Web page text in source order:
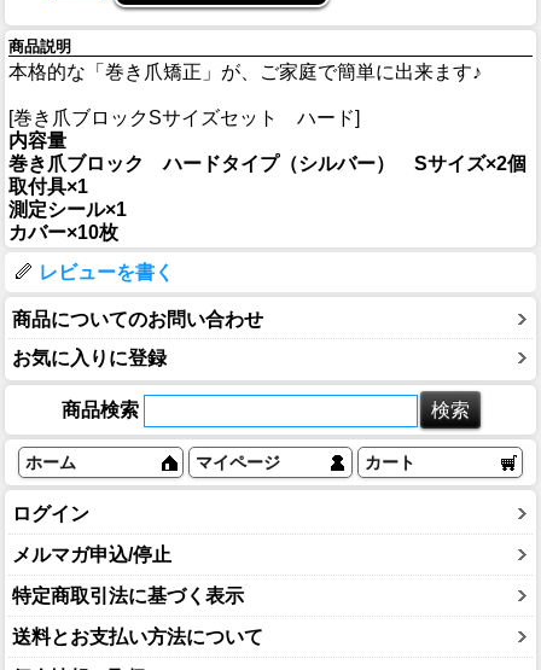
商品説明
本格的な「巻き爪矯正」が、ご家庭で簡単に出来ます♪
[巻き爪ブロックSサイズセット ハード]
内容量
巻き爪ブロック ハードタイプ（シルバー） Sサイズ×2個
取付具×1
測定シール×1
カバー×10枚
レビューを書く
商品についてのお問い合わせ
お気に入りに登録
商品検索
ホーム マイページ カート
ログイン
メルマガ申込/停止
特定商取引法に基づく表示
送料とお支払い方法について